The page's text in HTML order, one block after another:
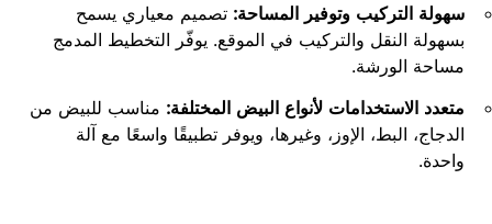
سهولة التركيب وتوفير المساحة: تصميم معياري يسمح
بسهولة النقل والتركيب في الموقع. يوفّر التخطيط المدمج
مساحة الورشة.
متعدد الاستخدامات لأنواع البيض المختلفة: مناسب للبيض من
الدجاج، البط، الإوز، وغيرها، ويوفر تطبيقًا واسعًا مع آلة
واحدة.